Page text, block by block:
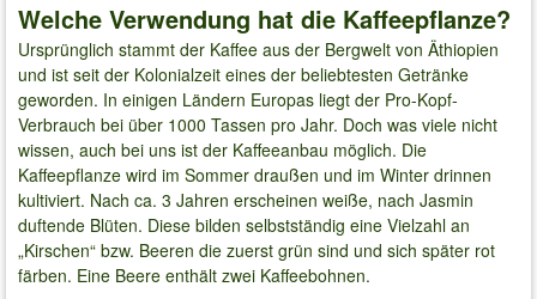
Welche Verwendung hat die Kaffeepflanze?
Ursprünglich stammt der Kaffee aus der Bergwelt von Äthiopien
und ist seit der Kolonialzeit eines der beliebtesten Getränke
geworden. In einigen Ländern Europas liegt der Pro-Kopf-
Verbrauch bei über 1000 Tassen pro Jahr. Doch was viele nicht
wissen, auch bei uns ist der Kaffeeanbau möglich. Die
Kaffeepflanze wird im Sommer draußen und im Winter drinnen
kultiviert. Nach ca. 3 Jahren erscheinen weiße, nach Jasmin
duftende Blüten. Diese bilden selbstständig eine Vielzahl an
„Kirschen“ bzw. Beeren die zuerst grün sind und sich später rot
färben. Eine Beere enthält zwei Kaffeebohnen.